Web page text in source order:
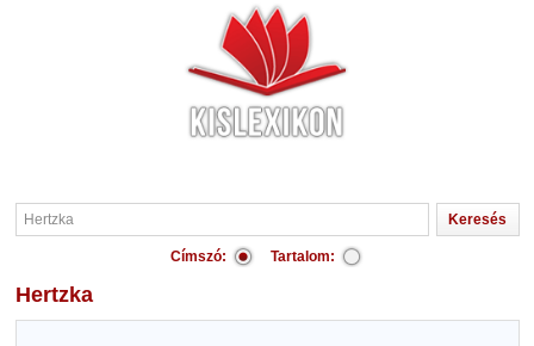
Címszó: Tartalom:
Hertzka